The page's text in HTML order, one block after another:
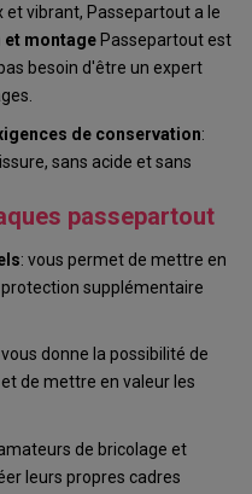
et vibrant, Passepartout a le
et montage Passepartout est
besoin d'être un expert
de conservation:
sans acide et sans
passepartout
: vous permet de mettre en
supplémentaire
vous donne la possibilité de
de mettre en valeur les
de bricolage et
leurs propres cadres